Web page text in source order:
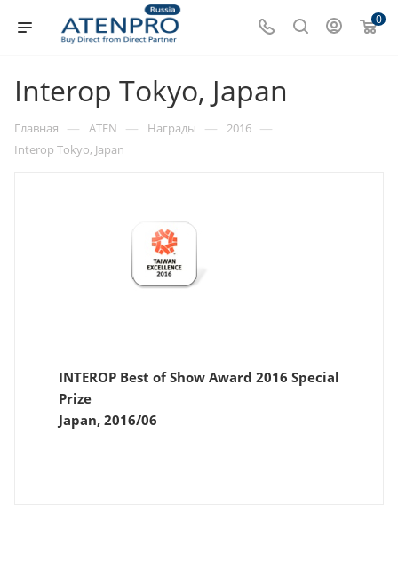
0
Interop Tokyo, Japan
Главная — ATEN — Награды — 2016 —
Interop Tokyo, Japan
INTEROP Best of Show Award 2016 Special
Prize
Japan, 2016/06